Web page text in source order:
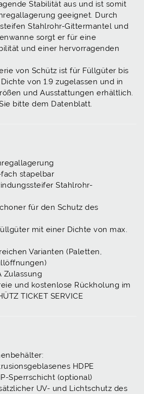
Stabilität aus und ist somit
geeignet. Durch
Stahlrohr-Gittermantel und
sorgt er für eine
und einer hervorragenden
von Schütz ist für Füllgüter bis
von 1.9 zugelassen und in
und Ausstattungen erhältlich.
bitte dem Datenblatt.
stapelbar
Stahlrohr-
für den Schutz des
mit einer Dichte von max.
Varianten (Paletten,
Zulassung
und kostenlose Rückholung im
TICKET SERVICE
HDPE
Sperrschicht (optional)
UV- und Lichtschutz des